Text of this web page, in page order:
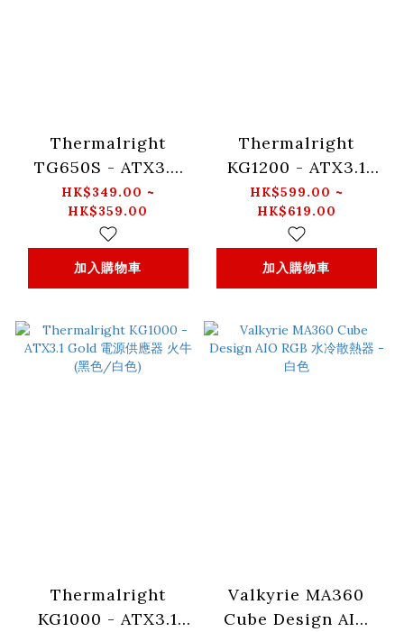
Thermalright
TG650S - ATX3.0
Gold 非模組化電源供
應器 火牛 (黑色/白色)
HK$349.00 ~
HK$359.00
加入購物車
Thermalright
KG1200 - ATX3.1
Gold 電源供應器 火
牛 (黑色/白色)
HK$599.00 ~
HK$619.00
加入購物車
Thermalright
KG1000 - ATX3.1
Valkyrie MA360
Cube Design AIO